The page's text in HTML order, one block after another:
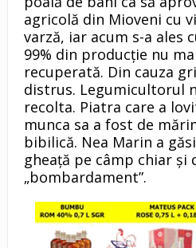
agricolă din Mioveni cu
varză, iar acum s-a ales
99% din producție nu
recuperată. Din cauza
distrus. Legumicultorul
recolta. Piatra care a
munca sa a fost de
bibilică. Nea Marin a
gheață pe câmp chiar și
„bombardament”.